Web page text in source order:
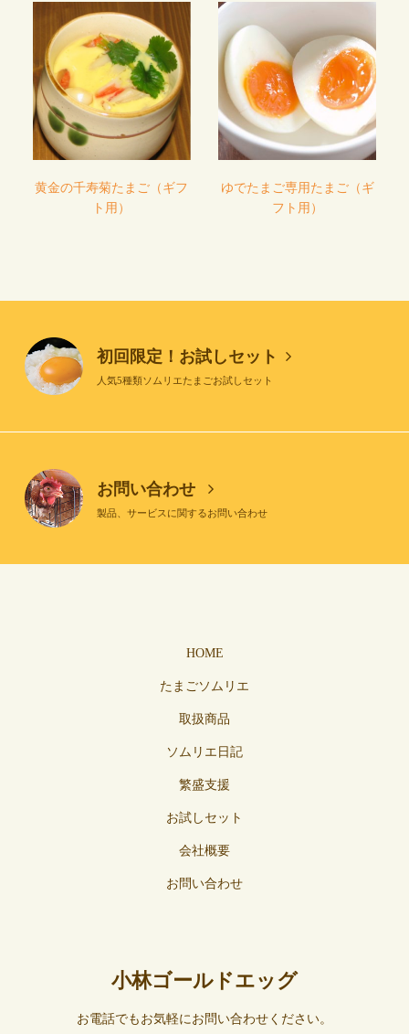
黄金の千寿菊たまご（ギフ
ト用）
ゆでたまご専用たまご（ギ
フト用）
初回限定！お試しセット
人気5種類ソムリエたまごお試しセット
お問い合わせ
製品、サービスに関するお問い合わせ
HOME
たまごソムリエ
取扱商品
ソムリエ日記
繁盛支援
お試しセット
会社概要
お問い合わせ
小林ゴールドエッグ
お電話でもお気軽にお問い合わせください。